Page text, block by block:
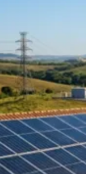
Itapevi CotiaPirapora
Franco da